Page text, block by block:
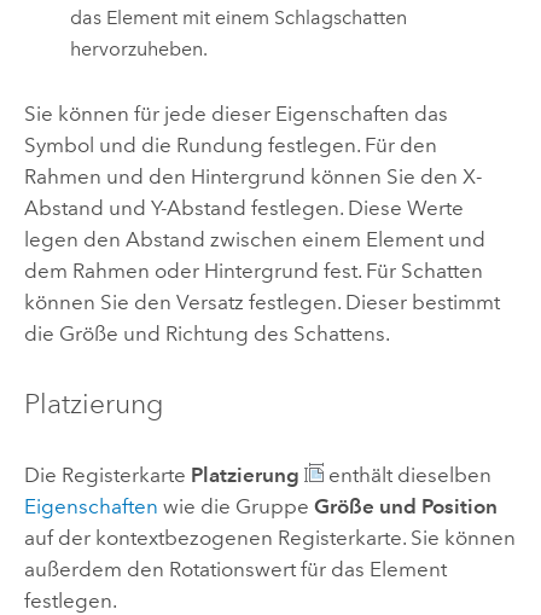
das Element mit einem Schlagschatten
hervorzuheben.
Sie können für jede dieser Eigenschaften das
Symbol und die Rundung festlegen. Für den
Rahmen und den Hintergrund können Sie den X-
Abstand und Y-Abstand festlegen. Diese Werte
legen den Abstand zwischen einem Element und
dem Rahmen oder Hintergrund fest. Für Schatten
können Sie den Versatz festlegen. Dieser bestimmt
die Größe und Richtung des Schattens.
Platzierung
Die Registerkarte Platzierung
enthält dieselben
Eigenschaften wie die Gruppe Größe und Position
auf der kontextbezogenen Registerkarte. Sie können
außerdem den Rotationswert für das Element
festlegen.